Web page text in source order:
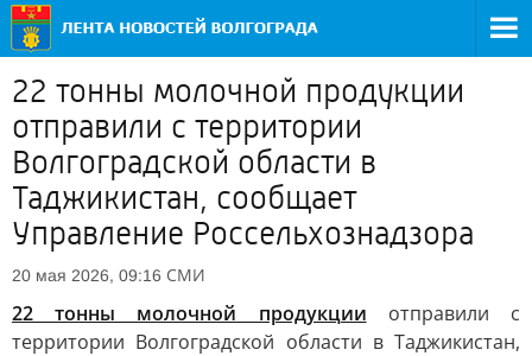
22 тонны молочной продукции
отправили с территории
Волгоградской области в
Таджикистан, сообщает
Управление Россельхознадзора
20 мая 2026, 09:16 СМИ
22 тонны молочной продукции отправили с
территории Волгоградской области в Таджикистан,